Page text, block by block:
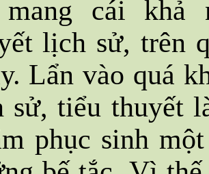
cái khả
lịch sử, trên
Lẩn vào quá
sử, tiểu thuyết
phục sinh